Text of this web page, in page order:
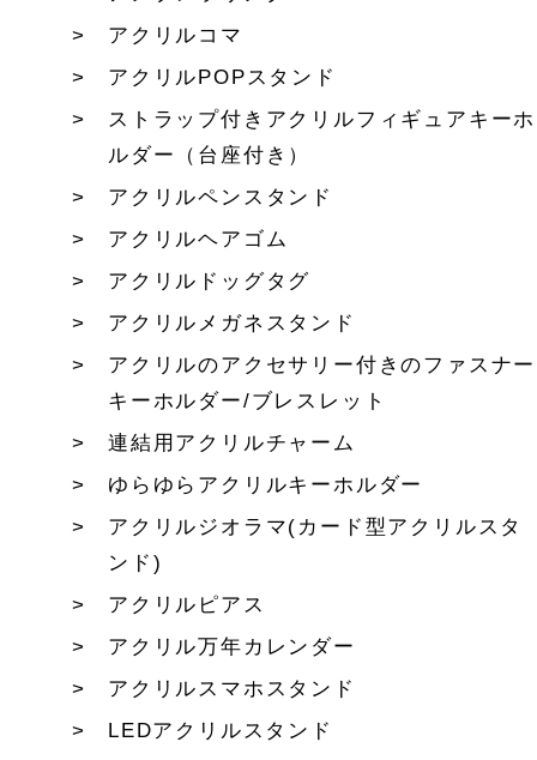
アクリルコマ
アクリルPOPスタンド
ストラップ付きアクリルフィギュアキーホ
ルダー（台座付き）
アクリルペンスタンド
アクリルヘアゴム
アクリルドッグタグ
アクリルメガネスタンド
アクリルのアクセサリー付きのファスナー
キーホルダー/ブレスレット
連結用アクリルチャーム
ゆらゆらアクリルキーホルダー
アクリルジオラマ(カード型アクリルスタ
ンド)
アクリルピアス
アクリル万年カレンダー
アクリルスマホスタンド
LEDアクリルスタンド